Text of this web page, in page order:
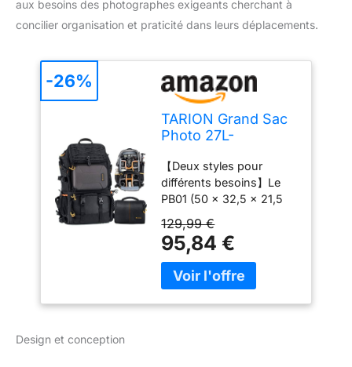
aux besoins des photographes exigeants cherchant à
concilier organisation et praticité dans leurs déplacements.
TARION Grand Sac
Photo 27L-
Dos pour Appareil
Photo avec
Compartiment
Ordinateur Portable
15,6" et Housse
Imperméable | Pour
Photographe,
Randonnée et
Voyage (PB-01)
【Deux styles pour
différents besoins】Le
PB01 (50 x 32,5 x 21,5
27 litres et peut accueillir
plusieurs appareils photo
et objectifs, ce qui le
rend idéal pour les prises
129,99 €
95,84 €
-26%
Design et conception